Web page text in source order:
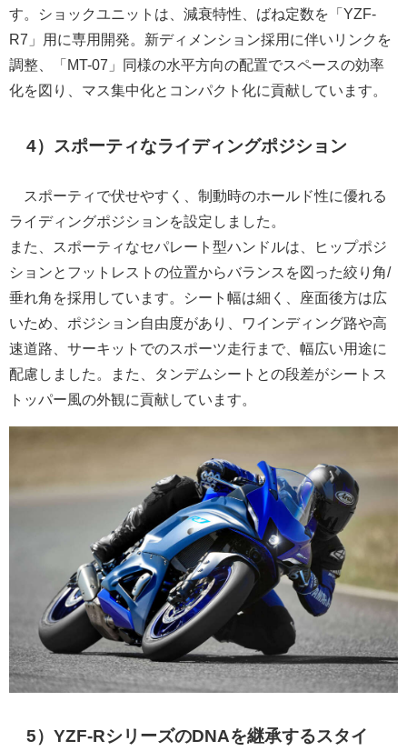
す。ショックユニットは、減衰特性、ばね定数を「YZF-
R7」用に専用開発。新ディメンション採用に伴いリンクを
調整、「MT-07」同様の水平方向の配置でスペースの効率
化を図り、マス集中化とコンパクト化に貢献しています。
4）スポーティなライディングポジション
スポーティで伏せやすく、制動時のホールド性に優れる
ライディングポジションを設定しました。
また、スポーティなセパレート型ハンドルは、ヒップポジ
ションとフットレストの位置からバランスを図った絞り角/
垂れ角を採用しています。シート幅は細く、座面後方は広
いため、ポジション自由度があり、ワインディング路や高
速道路、サーキットでのスポーツ走行まで、幅広い用途に
配慮しました。また、タンデムシートとの段差がシートス
トッパー風の外観に貢献しています。
5）YZF-RシリーズのDNAを継承するスタイ